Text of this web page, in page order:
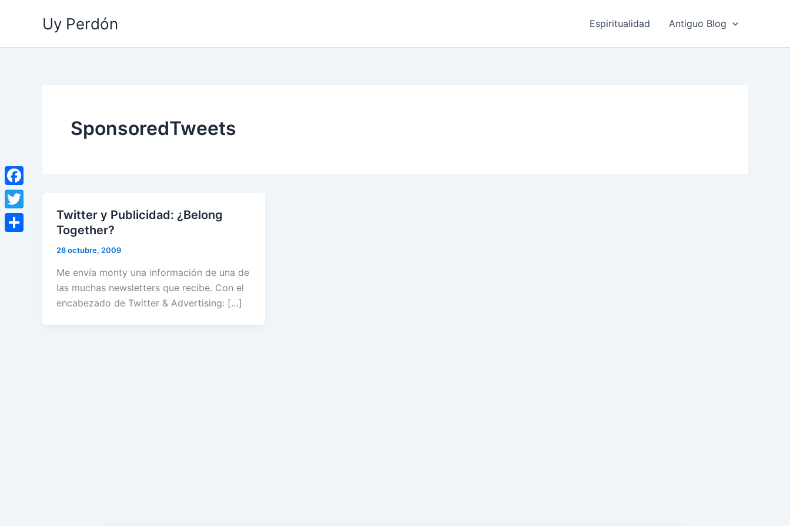
Uy Perdón Espiritualidad Antiguo Blog
SponsoredTweets
Twitter y Publicidad: ¿Belong
Together?
28 octubre, 2009
Me envía monty una información de una de
las muchas newsletters que recibe. Con el
encabezado de Twitter & Advertising: […]
Facebook
Twitter